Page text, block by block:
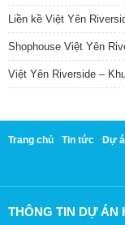
Liền kề Việt Yên
Shophouse Việt Yên
Việt Yên Riverside –
Trang chủ Tin tức Dự
THÔNG TIN DỰ ÁN